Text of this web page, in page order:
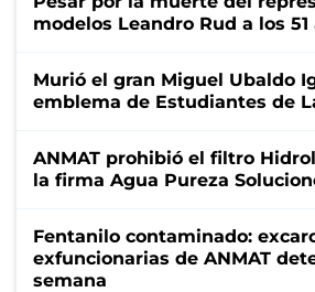
modelos Leandro Rud a los 51
Murió el gran Miguel Ubaldo
emblema de Estudiantes de
ANMAT prohibió el filtro
la firma Agua Pureza
Fentanilo contaminado:
exfuncionarias de ANMAT
semana